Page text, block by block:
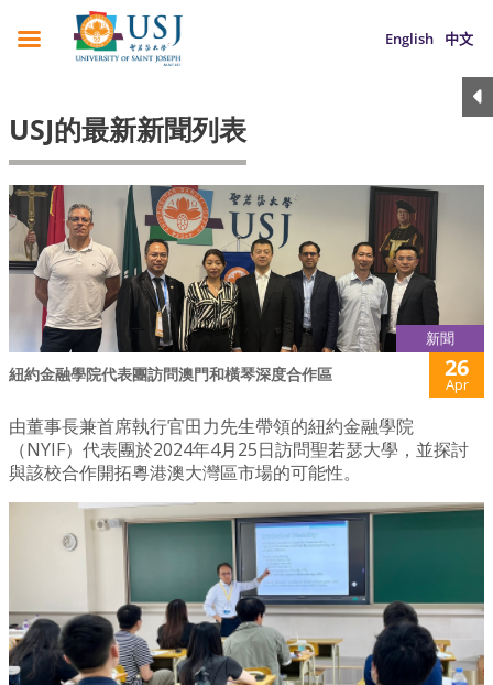
English 中文
USJ的最新新聞列表
新聞
紐約金融學院代表團訪問澳門和橫琴深度合作區 26
Apr
由董事長兼首席執行官田力先生帶領的紐約金融學院
（NYIF）代表團於2024年4月25日訪問聖若瑟大學，並探討
與該校合作開拓粵港澳大灣區市場的可能性。